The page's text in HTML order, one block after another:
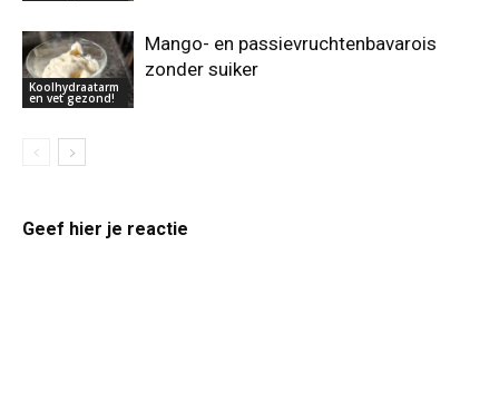
Koolhydraatarm
en vet gezond!
Mango- en passievruchtenbavarois
zonder suiker
Geef hier je reactie